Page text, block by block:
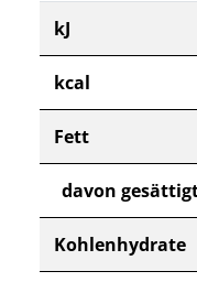
kJ
kcal
Fett
davon
Kohlenhydrate